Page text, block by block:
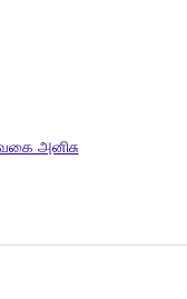
அனிசு